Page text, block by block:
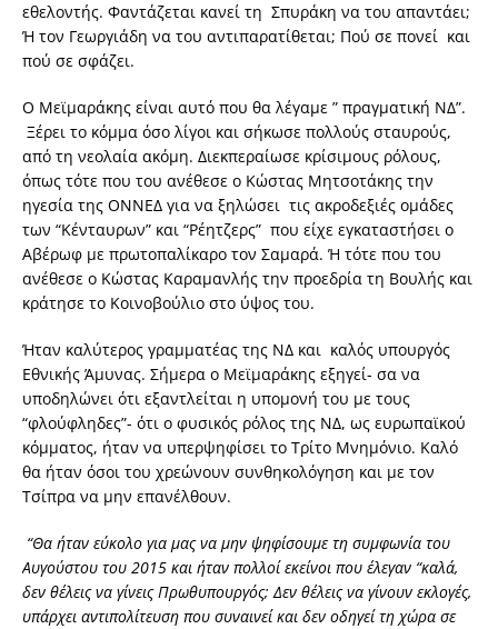
εθελοντής. Φαντάζεται κανεί τη Σπυράκη να του απαντάει;
Ή τον Γεωργιάδη να του αντιπαρατίθεται; Πού σε πονεί και
πού σε σφάζει.
Ο Μεϊμαράκης είναι αυτό που θα λέγαμε ” πραγματική ΝΔ”.
Ξέρει το κόμμα όσο λίγοι και σήκωσε πολλούς σταυρούς,
από τη νεολαία ακόμη. Διεκπεραίωσε κρίσιμους ρόλους,
όπως τότε που του ανέθεσε ο Κώστας Μητσοτάκης την
ηγεσία της ΟΝΝΕΔ για να ξηλώσει τις ακροδεξιές ομάδες
των “Κένταυρων” και “Ρέητζερς” που είχε εγκαταστήσει ο
Αβέρωφ με πρωτοπαλίκαρο τον Σαμαρά. Ή τότε που του
ανέθεσε ο Κώστας Καραμανλής την προεδρία τη Βουλής και
κράτησε το Κοινοβούλιο στο ύψος του.
Ήταν καλύτερος γραμματέας της ΝΔ και καλός υπουργός
Εθνικής Άμυνας. Σήμερα ο Μεϊμαράκης εξηγεί- σα να
υποδηλώνει ότι εξαντλείται η υπομονή του με τους
“φλούφληδες”- ότι ο φυσικός ρόλος της ΝΔ, ως ευρωπαϊκού
κόμματος, ήταν να υπερψηφίσει το Τρίτο Μνημόνιο. Καλό
θα ήταν όσοι του χρεώνουν συνθηκολόγηση και με τον
Τσίπρα να μην επανέλθουν.
“Θα ήταν εύκολο για μας να μην ψηφίσουμε τη συμφωνία του
Αυγούστου του 2015 και ήταν πολλοί εκείνοι που έλεγαν “καλά,
δεν θέλεις να γίνεις Πρωθυπουργός; Δεν θέλεις να γίνουν εκλογές,
υπάρχει αντιπολίτευση που συναινεί και δεν οδηγεί τη χώρα σε